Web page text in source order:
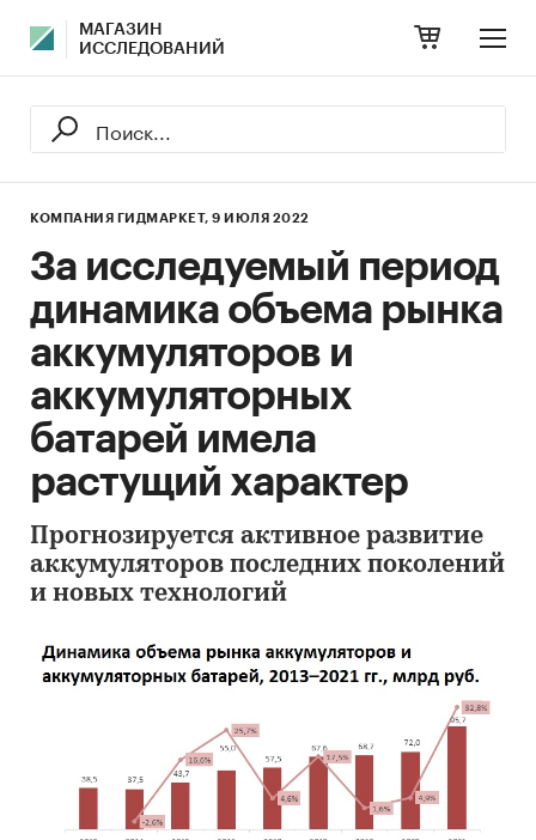
МАГАЗИН
ИССЛЕДОВАНИЙ
КОМПАНИЯ ГИДМАРКЕТ, 9 ИЮЛЯ 2022
За исследуемый период
динамика объема рынка
аккумуляторов и
аккумуляторных
батарей имела
растущий характер
Прогнозируется активное развитие
аккумуляторов последних поколений
и новых технологий